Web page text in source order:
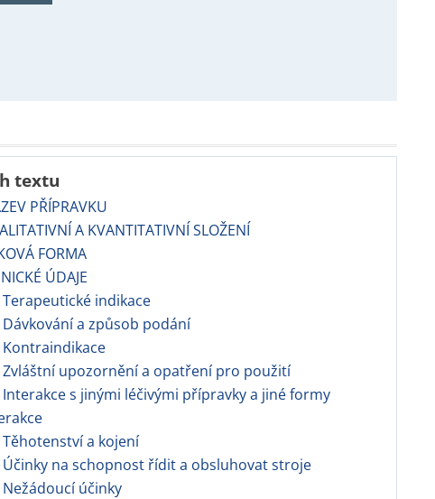
textu
PŘÍPRAVKU
A KVANTITATIVNÍ SLOŽENÍ
FORMA
ÚDAJE
Terapeutické indikace
Dávkování a způsob podání
Kontraindikace
Zvláštní upozornění a opatření pro použití
Interakce s jinými léčivými přípravky a jiné formy
Těhotenství a kojení
Účinky na schopnost řídit a obsluhovat stroje
Nežádoucí účinky